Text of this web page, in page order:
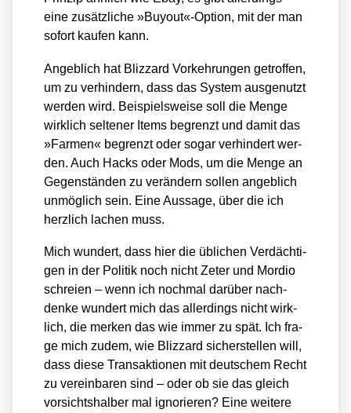
eine zusätz­li­che »Buyout«-Option, mit der man
sofort kau­fen kann.
Angeb­lich hat Bliz­zard Vor­keh­run­gen getrof­fen,
um zu ver­hin­dern, dass das Sys­tem aus­ge­nutzt
wer­den wird. Bei­spiels­wei­se soll die Men­ge
wirk­lich sel­te­ner Items begrenzt und damit das
»Far­men« begrenzt oder sogar ver­hin­dert wer­
den. Auch Hacks oder Mods, um die Men­ge an
Gegen­stän­den zu ver­än­dern sol­len angeb­lich
unmög­lich sein. Eine Aus­sa­ge, über die ich
herz­lich lachen muss.
Mich wun­dert, dass hier die übli­chen Ver­däch­ti­
gen in der Poli­tik noch nicht Zeter und Mor­dio
schrei­en – wenn ich noch­mal dar­über nach­
den­ke wun­dert mich das aller­dings nicht wirk­
lich, die mer­ken das wie immer zu spät. Ich fra­
ge mich zudem, wie Bliz­zard sicher­stel­len will,
dass die­se Trans­ak­tio­nen mit deut­schem Recht
zu ver­ein­ba­ren sind – oder ob sie das gleich
vor­sichts­hal­ber mal igno­rie­ren? Eine wei­te­re